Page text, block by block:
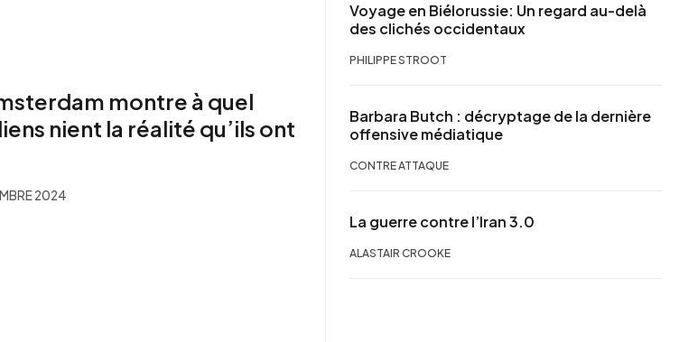
montre à quel
nient la réalité qu’ils ont
2024
Voyage en Biélorussie: Un regard au-delà
des clichés occidentaux
PHILIPPE STROOT
Barbara Butch : décryptage de la dernière
offensive médiatique
CONTRE ATTAQUE
La guerre contre l’Iran 3.0
ALASTAIR CROOKE